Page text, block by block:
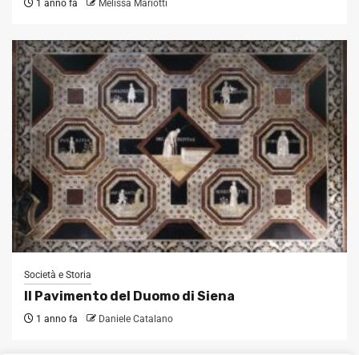
1 anno fa Melissa Mariotti
Società e Storia
Il Pavimento del Duomo di Siena
1 anno fa Daniele Catalano